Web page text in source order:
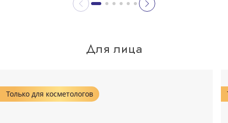
Для лица
Только для косметологов